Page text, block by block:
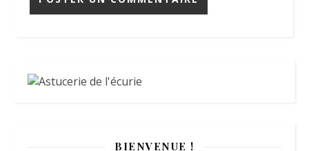
BIENVENUE !